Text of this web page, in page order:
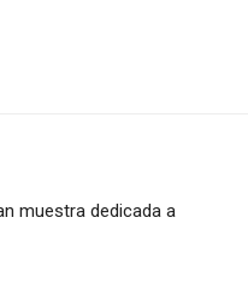
muestra dedicada a